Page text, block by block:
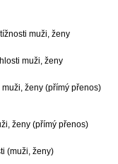
muži, ženy
muži, ženy
ženy (přímý přenos)
ženy (přímý přenos)
(muži, ženy)